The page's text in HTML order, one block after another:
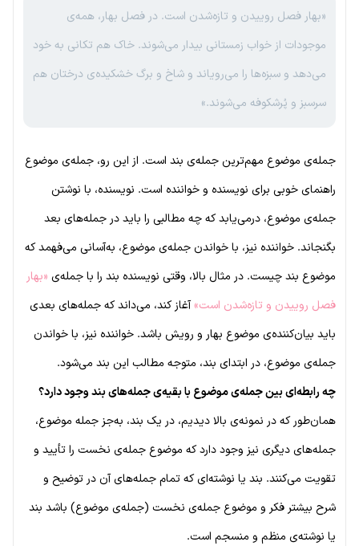
«بهار فصل روییدن و تازه‌شدن است. در فصل بهار، همه‌ی
موجودات از خواب زمستانی بیدار می‌شوند. خاک هم تکانی به خود
می‌دهد و سبزه‌ها را می‌رویاند و شاخ و برگ خشکیده‌ی درختان هم
سرسبز و پُرشکوفه می‌شوند.»
جمله‌ی موضوع مهم‌ترین جمله‌ی بند است. از این رو، جمله‌ی موضوع
راهنمای خوبی برای نویسنده و خواننده است. نویسنده، با نوشتن
جمله‌ی موضوع، درمی‌یابد که چه مطالبی را باید در جمله‌های بعد
بگنجاند. خواننده نیز، با خواندن جمله‌ی موضوع، به‌آسانی می‌فهمد که
موضوع بند چیست. در مثال بالا، وقتی نویسنده بند را با جمله‌ی «بهار
فصل روییدن و تازه‌شدن است»آغاز کند، می‌داند که جمله‌های بعدی
باید بیان‌کننده‌ی موضوع بهار و رویش باشد. خواننده نیز، با خواندن
جمله‌ی موضوع، در ابتدای بند، متوجه مطالب این بند می‌شود.
چه رابطه‌ای بین جمله‌ی موضوع با بقیه‌ی جمله‌های بند وجود دارد؟
همان‌طور که در نمونه‌ی بالا دیدیم، در یک بند، به‌جز جمله موضوع،
جمله‌های دیگری نیز وجود دارد که موضوع جمله‌ی نخست را تأیید و
تقویت می‌کنند. بند یا نوشته‌ای که تمام جمله‌های آن در توضیح و
شرح بیشتر فکر و موضوع جمله‌ی نخست (جمله‌ی موضوع) باشد بند
یا نوشته‌ی منظم و منسجم است.